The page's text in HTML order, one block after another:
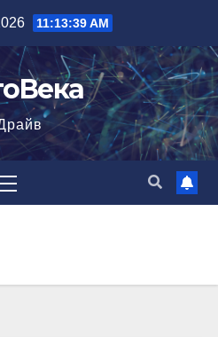
11:13:40 AM